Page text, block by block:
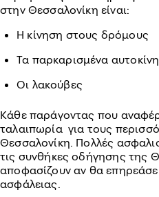
στην Θεσσαλονίκη είναι:
Η κίνηση στους δρόμους
Τα παρκαρισμένα
Οι λακούβες
Κάθε παράγοντας που
ταλαιπωρία για τους
Θεσσαλονίκη. Πολλές
τις συνθήκες οδήγησης της
αποφασίζουν αν θα
ασφάλειας.